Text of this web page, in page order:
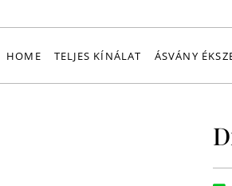
HOME TELJES KÍNÁLAT ÁSVÁNY